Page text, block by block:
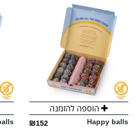
הוספה להזמנה
Happy balls
₪152